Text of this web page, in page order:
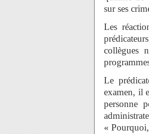
sur ses
Les
collègues
Le
examen, il
personne
«